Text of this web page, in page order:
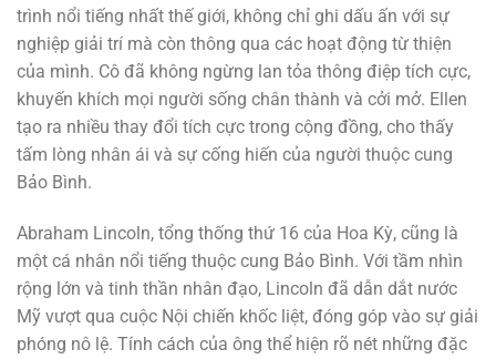
trình nổi tiếng nhất thế giới, không chỉ ghi dấu ấn với sự
nghiệp giải trí mà còn thông qua các hoạt động từ thiện
của mình. Cô đã không ngừng lan tỏa thông điệp tích cực,
khuyến khích mọi người sống chân thành và cởi mở. Ellen
tạo ra nhiều thay đổi tích cực trong cộng đồng, cho thấy
tấm lòng nhân ái và sự cống hiến của người thuộc cung
Bảo Bình.
Abraham Lincoln, tổng thống thứ 16 của Hoa Kỳ, cũng là
một cá nhân nổi tiếng thuộc cung Bảo Bình. Với tầm nhìn
rộng lớn và tinh thần nhân đạo, Lincoln đã dẫn dắt nước
Mỹ vượt qua cuộc Nội chiến khốc liệt, đóng góp vào sự giải
phóng nô lệ. Tính cách của ông thể hiện rõ nét những đặc